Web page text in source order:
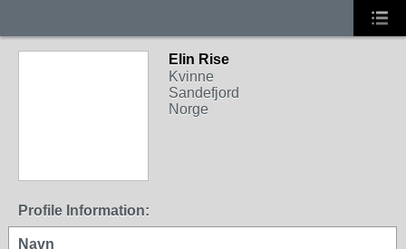
Elin Rise
Kvinne
Sandefjord
Norge
Profile Information:
Navn